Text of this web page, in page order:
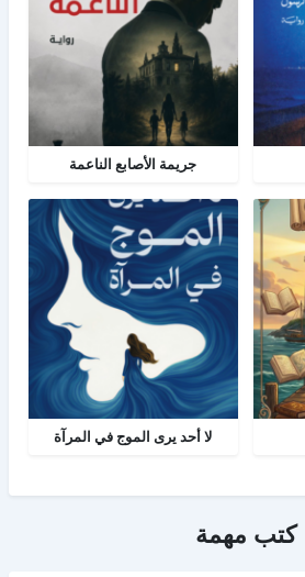
جريمة الأصابع الناعمة
لا أحد يرى الموج في المرآة
كتب مهمة